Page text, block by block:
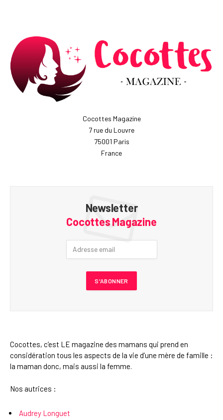
Cocottes Magazine
7 rue du Louvre
75001 Paris
France
Newsletter
Cocottes Magazine
Cocottes, c’est LE magazine des mamans qui prend en
considération tous les aspects de la vie d’une mère de famille :
la maman donc, mais aussi la femme.
Nos autrices :
Audrey Longuet